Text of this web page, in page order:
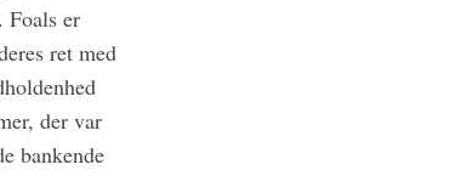
Foals er
ret med
der var
bankende